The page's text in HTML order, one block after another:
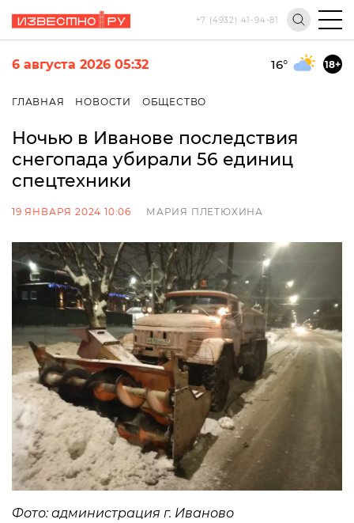
+7 (4932) 41-94-81
6 августа 2026 05:32 16° 18+
ГЛАВНАЯ НОВОСТИ ОБЩЕСТВО
Ночью в Иванове последствия
снегопада убирали 56 единиц
спецтехники
19 ЯНВАРЯ 2024 10:06 МАРИЯ ПЛЕТЮХИНА
Фото: администрация г. Иваново